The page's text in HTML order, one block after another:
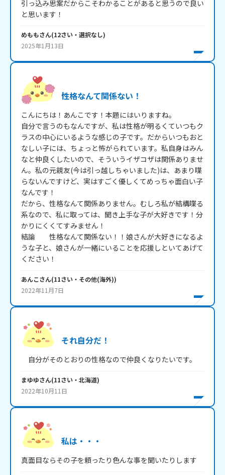
引っ込み思案だからこそわかることがあると思うので良い
と思います！
めももさん(12さい・ 選択なし)
2025年1月13日
性格なんて関係ない！
こんにちは！あんこです！本題にはいりますね。
自分で言うのもなんですが、私は性格が明るくていつもク
ラスの中心にいるような感じの子です。だからいつもおと
なしい子には、ちょっと怖がられています。私自身はみん
なと仲良くしたいので、そういうイザコザは関係ありませ
ん。私の元親友(今は引っ越しちゃいました)は、あまり喋
らないんですけど、実はすごく優しくてめっちゃ面白い子
なんです！
だから、性格なんて関係ありません。むしろ私が結構喋る
系なので、私に取っては、聞き上手な子が大好きです！分
かりにくくてすみません！
結論　　性格なんて関係ない！！娘さんが大好きになるよ
うな子と、娘さんが一緒にいることを応援しといてあげて
ください！
あんこさん(11さい・ その他(海外))
2022年11月7日
それ自分だ！
自分がそのとおりの性格なので仲良くなりたいです。
まゆゆさん(11さい・ 北海道)
2022年10月11日
私は・・・
真面目ならその子を頼ったり色んな事を聞いたりします